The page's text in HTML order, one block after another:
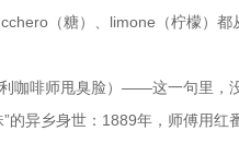
（糖）、limone（柠檬）
咖啡师甩臭脸）——这一句里，
异乡身世：1889年，师傅用红